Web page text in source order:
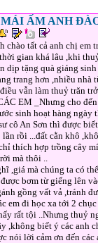
ẤM ANH
chào tất cả anh chị em
gian khá lâu ,khi
dịp tặng quà giáng
trang hơn ,nhiều nhà
vẫn làm thuỷ trăn
EM _Nhưng cho
sinh hoạt hàng ngày
cô An Sơn thì được
rồi ...đất cằn khô
thích hợp trồng cây
mà thôi ..
,giá mà chúng ta có
bơm từ giếng lên
gồng vất vả ,tránh
em đi học xa tới 2
rất tội ..Nhưng thuỷ
,không biết ý các anh
nói lời cảm ơn đến